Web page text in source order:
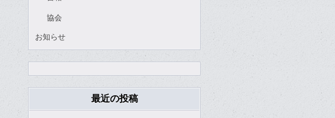
協会
お知らせ
最近の投稿